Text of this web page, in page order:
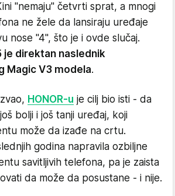
"nemaju" četvrti sprat, a mnogi
ne žele da lansiraju uređaje
nose "4", što je i ovde slučaj.
je direktan naslednik
Magic V3 modela.
HONOR-u je cilj bio isti - da
bolji i još tanji uređaj, koji
može da izađe na crtu.
godina napravila ozbiljne
savitljivih telefona, pa je zaista
da može da posustane - i nije.